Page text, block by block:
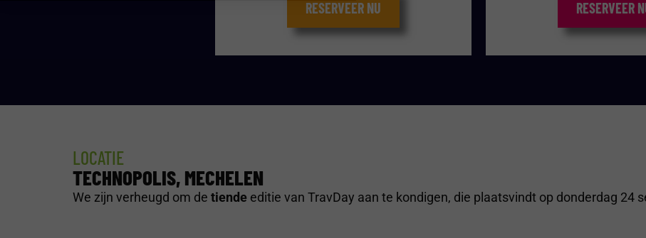
RESERVEER NU RESERVEER
LOCATIE
TECHNOPOLIS, MECHELEN
We zijn verheugd om de tiende editie van TravDay aan te kondigen, die plaatsvindt op donderdag 24